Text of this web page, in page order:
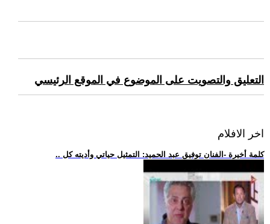
التعليق والتصويت على الموضوع في الموقع الرئيسي
اخر الافلام
.. كلمة أخيرة -الفنان توفيق عبد الحميد: التمثيل حياتي وأديته كل